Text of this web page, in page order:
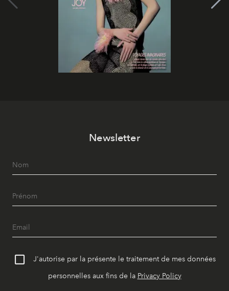
Newsletter
J'autorise par la présente le traitement de mes données
personnelles aux fins de la Privacy Policy